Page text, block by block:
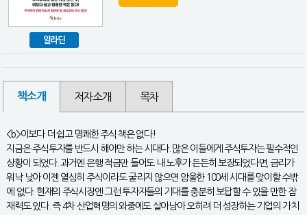
알라딘
책소개 저자소개 목차
<b>이보다 더 쉽고 명쾌한 주식 책은 없다!
지금은 주식투자를 반드시 해야만 하는 시대다. 많은 이들에게 주식투자는 필수적인
상황이 되었다. 과거엔 은행 적금만 들어도 내 노후가 든든히 보장되었다면, 금리가
워낙 낮아 이젠 열심히 주식이라도 굴리지 않으면 암울한 100세 시대를 맞이할 수밖
에 없다. 현재의 주식시장엔 그런 투자자들의 기대를 충분히 보답할 수 있을 만한 잠
재력도 있다. 즉 4차 산업혁명의 와중에도 살아남아 오히려 더 성장하는 기업의 가치